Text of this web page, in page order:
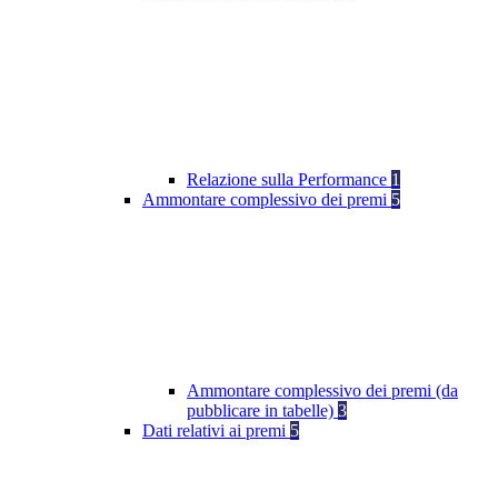
Relazione sulla Performance 1
Ammontare complessivo dei premi 5
Ammontare complessivo dei premi (da
pubblicare in tabelle) 3
Dati relativi ai premi 5